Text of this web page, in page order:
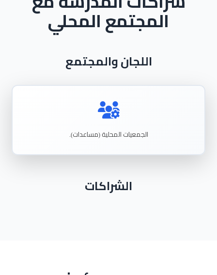
المجتمع المحلي
اللجان والمجتمع
الجمعياتالمحلية( مساعدات).
الشراكات